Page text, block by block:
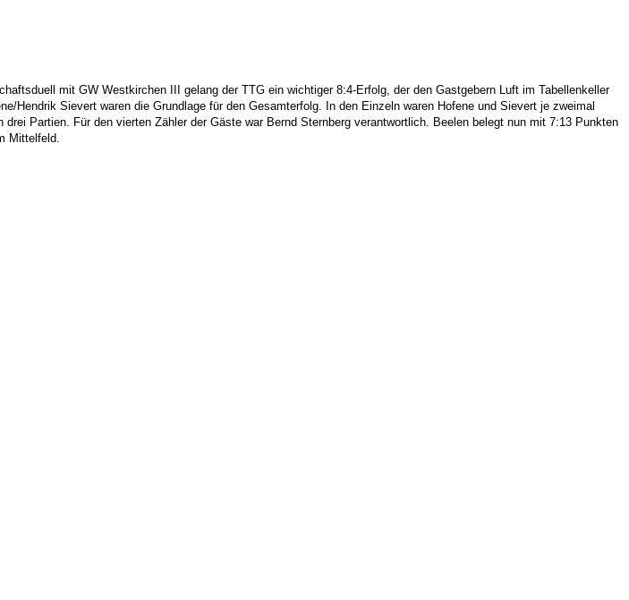
mit GW Westkirchen III gelang der TTG ein wichtiger 8:4-Erfolg, der den Gastgebern Luft im Tabellenkeller
Sievert waren die Grundlage für den Gesamterfolg. In den Einzeln waren Hofene und Sievert je zweimal
Partien. Für den vierten Zähler der Gäste war Bernd Sternberg verantwortlich. Beelen belegt nun mit 7:13 Punkten
Mittelfeld.